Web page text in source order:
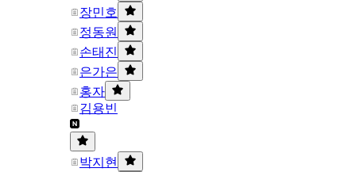
장민호
정동원
손태진
은가은
홍자
김용빈
박지현